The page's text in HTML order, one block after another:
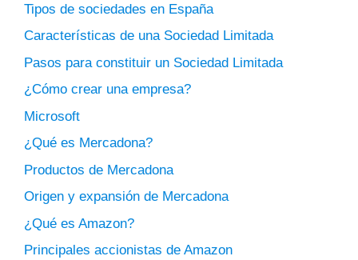
Tipos de sociedades en España
Características de una Sociedad Limitada
Pasos para constituir un Sociedad Limitada
¿Cómo crear una empresa?
Microsoft
¿Qué es Mercadona?
Productos de Mercadona
Origen y expansión de Mercadona
¿Qué es Amazon?
Principales accionistas de Amazon